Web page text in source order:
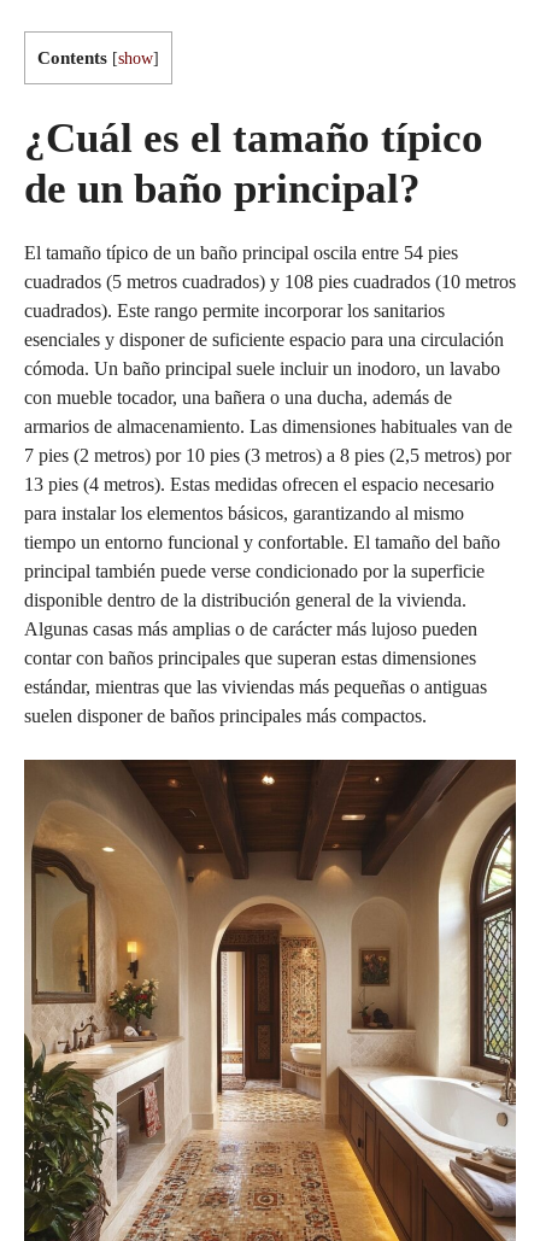
Contents [show]
¿Cuál es el tamaño típico
de un baño principal?
El tamaño típico de un baño principal oscila entre 54 pies
cuadrados (5 metros cuadrados) y 108 pies cuadrados (10 metros
cuadrados). Este rango permite incorporar los sanitarios
esenciales y disponer de suficiente espacio para una circulación
cómoda. Un baño principal suele incluir un inodoro, un lavabo
con mueble tocador, una bañera o una ducha, además de
armarios de almacenamiento. Las dimensiones habituales van de
7 pies (2 metros) por 10 pies (3 metros) a 8 pies (2,5 metros) por
13 pies (4 metros). Estas medidas ofrecen el espacio necesario
para instalar los elementos básicos, garantizando al mismo
tiempo un entorno funcional y confortable. El tamaño del baño
principal también puede verse condicionado por la superficie
disponible dentro de la distribución general de la vivienda.
Algunas casas más amplias o de carácter más lujoso pueden
contar con baños principales que superan estas dimensiones
estándar, mientras que las viviendas más pequeñas o antiguas
suelen disponer de baños principales más compactos.